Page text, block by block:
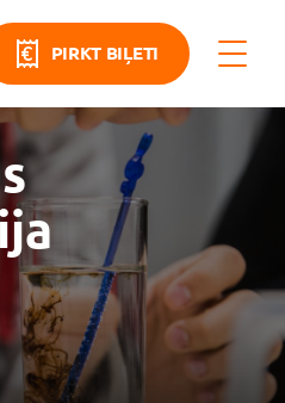
PIRKT BIĻETI